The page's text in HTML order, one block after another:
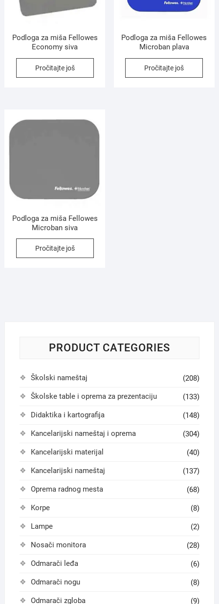
Podloga za miša Fellowes
Economy siva
Pročitajte još
Podloga za miša Fellowes
Microban plava
Pročitajte još
Podloga za miša Fellowes
Microban siva
Pročitajte još
PRODUCT CATEGORIES
Školski nameštaj (208)
Školske table i oprema za prezentaciju (133)
Didaktika i kartografija (148)
Kancelarijski nameštaj i oprema (304)
Kancelarijski materijal (40)
Kancelarijski nameštaj (137)
Oprema radnog mesta (68)
Korpe (8)
Lampe (2)
Nosači monitora (28)
Odmarači leđa (6)
Odmarači nogu (8)
Odmarači zgloba (9)